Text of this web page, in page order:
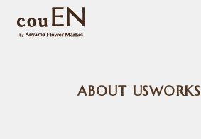
ABOUT USWORKS